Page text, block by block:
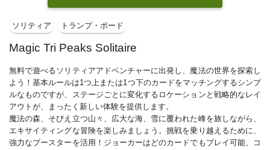
ソリティア トランプ・ボード
Magic Tri Peaks Solitaire
無料で遊べるソリティアアドベンチャーに出発し、魔法の世界を探索し
よう！基本ルールは1つ上または1つ下のカードをマッチングするシンプ
ルなものですが、ステージごとに変化するロケーションと戦略的なレイ
アウトが、まったく新しい体験を提供します。
魔法の森、そびえ立つ山々、広大な海、雪に覆われた峰を旅しながら、
エキサイティングな冒険を楽しみましょう。挑戦を乗り越えるために、
強力なブースターを活用！ジョーカーはどのカードでもプレイ可能、コ